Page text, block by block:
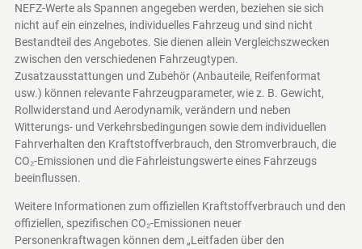
NEFZ-Werte als Spannen angegeben werden, beziehen sie sich
nicht auf ein einzelnes, individuelles Fahrzeug und sind nicht
Bestandteil des Angebotes. Sie dienen allein Vergleichszwecken
zwischen den verschiedenen Fahrzeugtypen.
Zusatzausstattungen und Zubehör (Anbauteile, Reifenformat
usw.) können relevante Fahrzeugparameter, wie z. B. Gewicht,
Rollwiderstand und Aerodynamik, verändern und neben
Witterungs- und Verkehrsbedingungen sowie dem individuellen
Fahrverhalten den Kraftstoffverbrauch, den Stromverbrauch, die
CO₂-Emissionen und die Fahrleistungswerte eines Fahrzeugs
beeinflussen.
Weitere Informationen zum offiziellen Kraftstoffverbrauch und den
offiziellen, spezifischen CO₂-Emissionen neuer
Personenkraftwagen können dem „Leitfaden über den